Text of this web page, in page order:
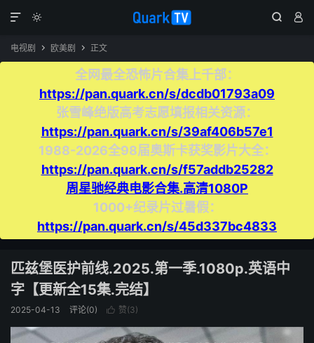
  

电视剧  欧美剧  正文
全网最全恐怖片合集上千部：
https://pan.quark.cn/s/dcdb01793a09
张雪峰绝版高考志愿填报相关资源：
https://pan.quark.cn/s/39af406b57e1
1988-2026全98届奥斯卡获奖影片大全：
https://pan.quark.cn/s/f57addb25282
周星驰经典电影合集.高清1080P
1000+纪录片过暑假：
https://pan.quark.cn/s/45d337bc4833
匹兹堡医护前线.2025.第一季.1080p.英语中
字【更新全15集.完结】
2025-04-13 评论(0)  赞(3)